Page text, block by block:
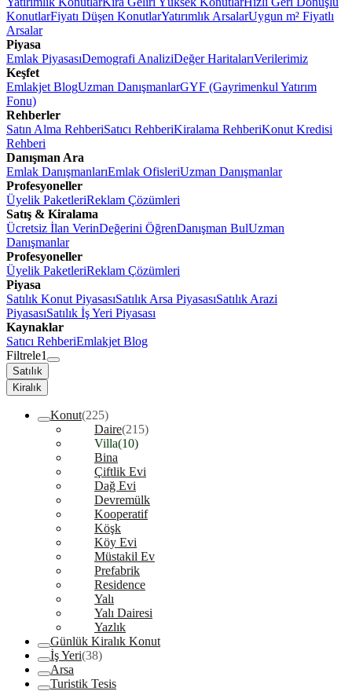
KonutlarFiyatı Düşen KonutlarYatırımlık ArsalarUygun m² Fiyatlı
Arsalar
Piyasa
Emlak PiyasasıDemografi AnaliziDeğer HaritalarıVerilerimiz
Keşfet
Emlakjet BlogUzman DanışmanlarGYF (Gayrimenkul Yatırım
Fonu)
Rehberler
Satın Alma RehberiSatıcı RehberiKiralama RehberiKonut Kredisi
Rehberi
Danışman Ara
Emlak DanışmanlarıEmlak OfisleriUzman Danışmanlar
Profesyoneller
Üyelik PaketleriReklam Çözümleri
Satış & Kiralama
Ücretsiz İlan VerinDeğerini ÖğrenDanışman BulUzman
Danışmanlar
Profesyoneller
Üyelik PaketleriReklam Çözümleri
Piyasa
Satılık Konut PiyasasıSatılık Arsa PiyasasıSatılık Arazi
PiyasasıSatılık İş Yeri Piyasası
Kaynaklar
Satıcı RehberiEmlakjet Blog
Filtrele1
Satılık
Kiralık
Konut(225)
Daire(215)
Villa(10)
Bina
Çiftlik Evi
Dağ Evi
Devremülk
Kooperatif
Köşk
Köy Evi
Müstakil Ev
Prefabrik
Residence
Yalı
Yalı Dairesi
Yazlık
Günlük Kiralık Konut
İş Yeri(38)
Arsa
Turistik Tesis